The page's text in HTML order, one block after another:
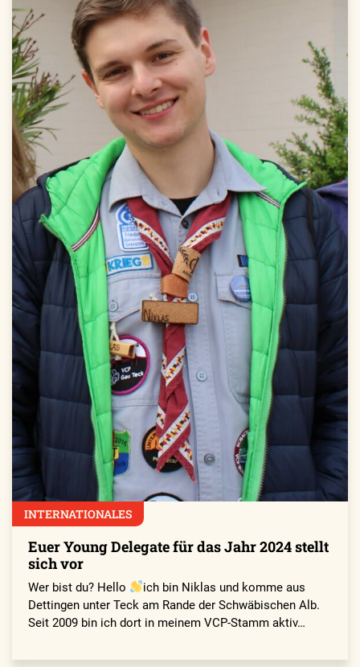
INTERNATIONALES
Euer Young Delegate für das Jahr 2024 stellt
sich vor
Wer bist du? Hello
ich bin Niklas und komme aus
Dettingen unter Teck am Rande der Schwäbischen Alb.
Seit 2009 bin ich dort in meinem VCP-Stamm aktiv…